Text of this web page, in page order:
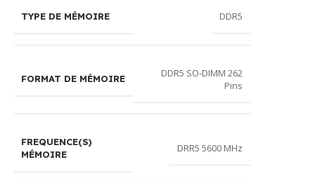
TYPE DE MÉMOIRE DDR5
FORMAT DE MÉMOIRE
DDR5 SO-DIMM 262
Pins
FREQUENCE(S)
MÉMOIRE
DRR5 5600 MHz